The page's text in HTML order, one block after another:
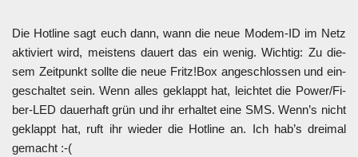
Die Hot­line sagt euch dann, wann die neue Modem-ID im Netz
akti­viert wird, meis­tens dau­ert das ein wenig. Wich­tig: Zu die­
sem Zeit­punkt soll­te die neue Fritz!Box ange­schlos­sen und ein­
ge­schal­tet sein. Wenn alles geklappt hat, leich­tet die Power/­Fi­
ber-LED dau­er­haft grün und ihr erhal­tet eine SMS. Wenn’s nicht
geklappt hat, ruft ihr wie­der die Hot­line an. Ich hab’s drei­mal
gemacht :-(